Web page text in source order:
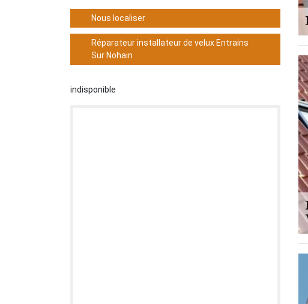
Nous localiser
Réparateur installateur de velux Entrains
Sur Nohain
indisponible